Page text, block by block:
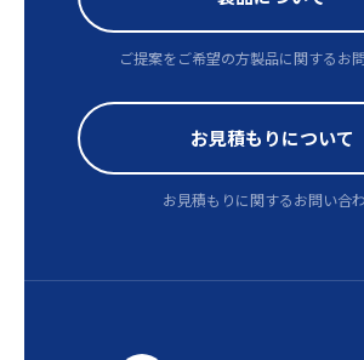
ご提案をご希望の方製品に関するお
お見積もりについて
お見積もりに関するお問い合